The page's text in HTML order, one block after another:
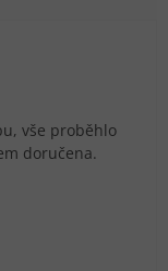
vše proběhlo
doručena.